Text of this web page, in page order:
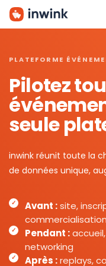
Skip
PLATEFORME
Pilotez
seule
inwink réunit toute la
de données unique,
Avant :site,
Pendant :
networking
Après :replays,